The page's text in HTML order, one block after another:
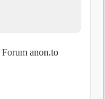
Forum anon.to